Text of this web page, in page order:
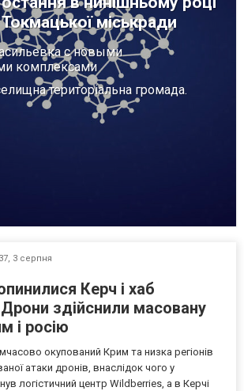
Токмацької міськради
с новыми
комплексами
територіальна громада.
3 серпня
Керч і хаб
здійснили масовану
і росію
окупований Крим та низка регіонів
атаки дронів, внаслідок чого у
логістичний центр Wildberries, а в Керчі